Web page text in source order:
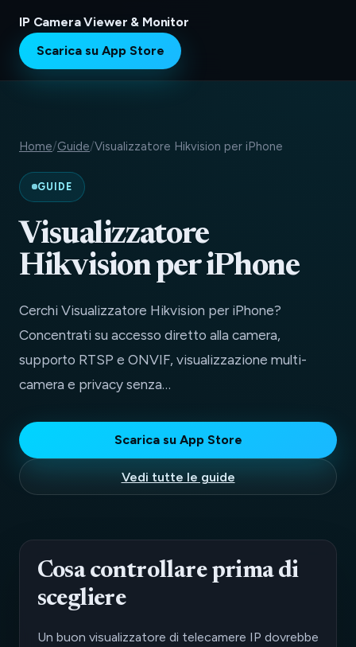
IP Camera Viewer & Monitor
Scarica su App Store
Home/Guide/Visualizzatore Hikvision per iPhone
GUIDE
Visualizzatore
Hikvision per iPhone
Cerchi Visualizzatore Hikvision per iPhone?
Concentrati su accesso diretto alla camera,
supporto RTSP e ONVIF, visualizzazione multi-
camera e privacy senza…
Scarica su App Store
Vedi tutte le guide
Cosa controllare prima di
scegliere
Un buon visualizzatore di telecamere IP dovrebbe